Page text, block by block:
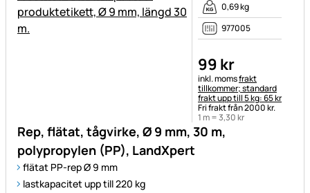
Rep, flätat, tågvirke, Ø 9 mm, 30 m,
polypropylen (PP), LandXpert
flätat PP-rep Ø 9 mm
lastkapacitet upp till 220 kg
0,69 kg
977005
99 kr
Skatteinformation:
inkl. momsfrakt
tillkommer; standard
frakt upp till 5 kg: 65 kr
Fri frakt från 2000 kr.
1 m =3,30kr